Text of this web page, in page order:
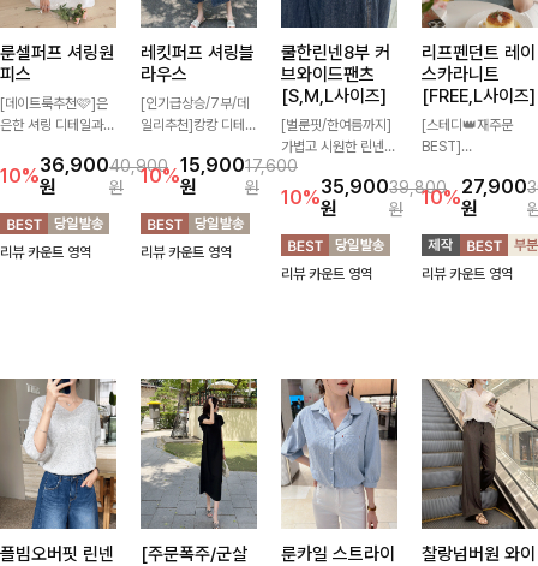
룬셀퍼프 셔링원
피스
[데이트룩추천🩷]은
은한 셔링 디테일과
사랑스러운 무드를 완
성해주는 원피스🤍
허리 스모크 밴딩이
슬림한 실루엣을 연출
해주며, 자연스럽게
10%36,900
원
40,900
원
리뷰 카운트 영역
레킷퍼프 셔링블
라우스
[인기급상승/7부/데
일리추천]캉캉 디테일
풍성한 실루엣을 완성
해주는 블라우스 🤍
가볍게 퍼지는 핏으로
체형을 자연스럽게 커
버해주며 여성스럽게
10%15,900
원
17,600
원
리뷰 카운트 영역
쿨한린넨8부 커
브와이드팬츠
[S,M,L사이즈]
[벌룬핏/한여름까지]
가볍고 시원한 린넨
혼방 소재로 한여름까
지 쾌적하게 즐기기
좋은 8부 커브 와이드
팬츠 🤍 자연스럽게
떨어지는 커브핏이 멋
스러운 실루엣을 연출
10%35,900
원
39,800
원
리뷰 카운트 영역
리프펜던트 레이
스카라니트
[FREE,L사이즈]
[스테디👑재주문
BEST]
카라 니트에 펜던트
포인트까지 톡-톡 얼
굴을 밝혀주는 컬러와
함께 해요-
10%27,900
원
리뷰 카운트 영역
플빔오버핏 린넨
[주문폭주/군살
룬카일 스트라이
찰랑넘버원 와이